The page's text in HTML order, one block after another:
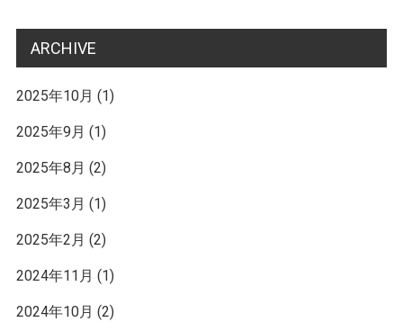
ARCHIVE
2025年10月 (1)
2025年9月 (1)
2025年8月 (2)
2025年3月 (1)
2025年2月 (2)
2024年11月 (1)
2024年10月 (2)